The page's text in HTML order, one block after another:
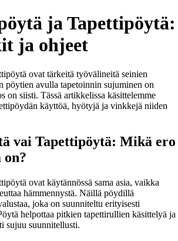
ja Tapettipöytä:
ja ohjeet
ovat tärkeitä työvälineitä seinien
pöytien avulla tapetoinnin sujuminen on
on siisti. Tässä artikkelissa käsittelemme
käyttöä, hyötyjä ja vinkkejä niiden
vai Tapettipöytä: Mikä ero
ovat käytännössä sama asia, vaikka
hämmennystä. Näillä pöydillä
joka on suunniteltu erityisesti
helpottaa pitkien tapettirullien käsittelyä ja
sujuu suunnitellusti.